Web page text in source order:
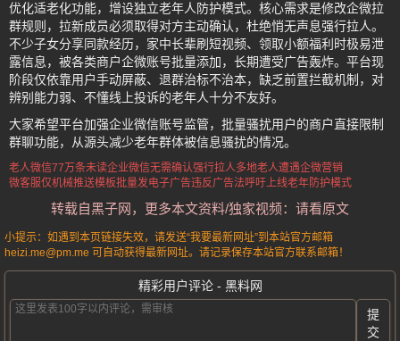
优化适老化功能，增设独立老年人防护模式。核心需求是修改企微拉
群规则，拉新成员必须取得对方主动确认，杜绝悄无声息强行拉人。
不少子女分享同款经历，家中长辈刷短视频、领取小额福利时极易泄
露信息，被各类商户企微账号批量添加，长期遭受广告轰炸。平台现
阶段仅依靠用户手动屏蔽、退群治标不治本，缺乏前置拦截机制，对
辨别能力弱、不懂线上投诉的老年人十分不友好。
大家希望平台加强企业微信账号监管，批量骚扰用户的商户直接限制
群聊功能，从源头减少老年群体被信息骚扰的情况。
老人微信77万条未读企业微信无需确认强行拉人多地老人遭遇企微营销
微客服仅机械推送模板批量发电子广告违反广告法呼吁上线老年防护模式
转载自黑子网，更多本文资料/独家视频：请看原文
小提示：如遇到本页链接失效，请发送“我要最新网址”到本站官方邮箱
heizi.me@pm.me 可自动获得最新网址。请记录保存本站官方联系邮箱！
精彩用户评论 - 黑料网
提
交